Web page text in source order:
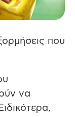
που
να